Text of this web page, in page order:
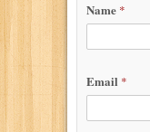
Name *
Email *